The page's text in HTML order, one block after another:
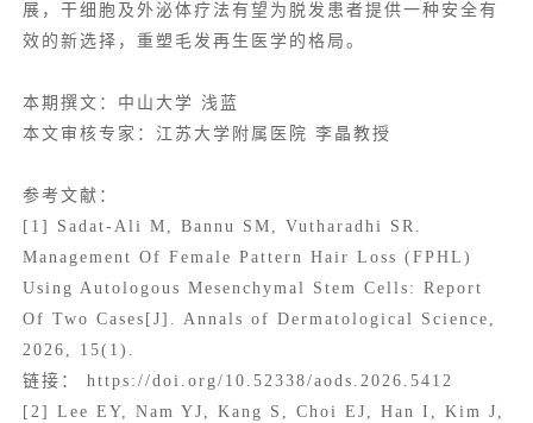
展，干细胞及外泌体疗法有望为脱发患者提供一种安全有
效的新选择，重塑毛发再生医学的格局。
本期撰文：中山大学 浅蓝
本文审核专家：江苏大学附属医院 李晶教授
参考文献：
[1] Sadat‑Ali M, Bannu SM, Vutharadhi SR.
Management Of Female Pattern Hair Loss (FPHL)
Using Autologous Mesenchymal Stem Cells: Report
Of Two Cases[J]. Annals of Dermatological Science,
2026, 15(1).
链接： https://doi.org/10.52338/aods.2026.5412
[2] Lee EY, Nam YJ, Kang S, Choi EJ, Han I, Kim J,